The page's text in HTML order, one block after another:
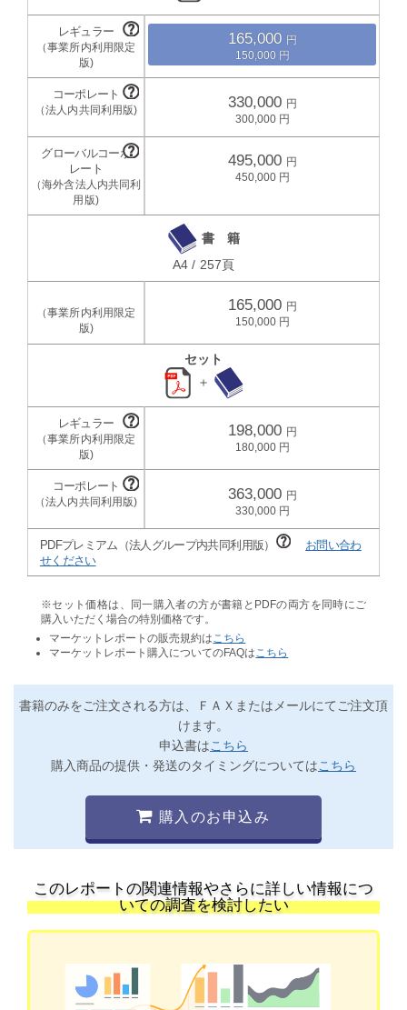
165,000
150,000
330,000
300,000
495,000
450,000
書 籍
A4 / 257頁
165,000
150,000
セット
＋
198,000
180,000
363,000
330,000
PDFプレミアム（法人グループ内共同利用版）
お問い合わ
せください
※セット価格は、同一購入者の方が書籍とPDFの両方を同時にご
購入いただく場合の特別価格です。
マーケットレポートの販売規約は こちら
マーケットレポート購入についてのFAQは こちら
書籍のみをご注文される方は、ＦＡＸまたはメールにてご注文頂
けます。
申込書はこちら
購入商品の提供・発送のタイミングについてはこちら
購入のお申込み
このレポートの関連情報やさらに詳しい情報につ
いての調査を検討したい